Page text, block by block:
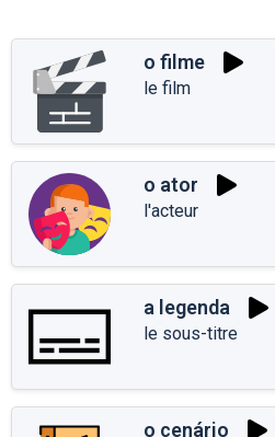
o filme
le film
o ator
l'acteur
a legenda
le sous-titre
o cenário